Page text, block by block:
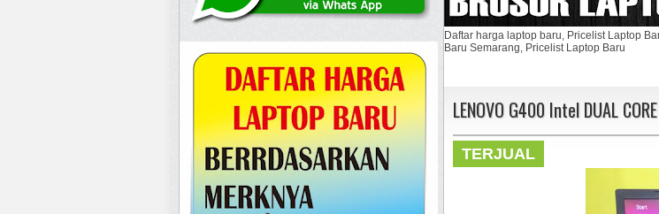
Daftar harga laptop baru, Pricelist Laptop
Baru Semarang, Pricelist Laptop Baru
LENOVO G400 Intel DUAL
TERJUAL